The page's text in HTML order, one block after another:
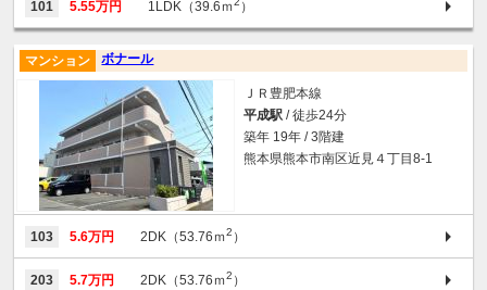
101 5.55万円 1LDK（39.6ｍ ）
ボナール
マンション
ＪＲ豊肥本線
平成駅 / 徒歩24分
築年 19年 / 3階建
熊本県熊本市南区近見４丁目8-1
103 5.6万円 2DK（53.76ｍ2 ）
203 5.7万円 2DK（53.76ｍ2 ）